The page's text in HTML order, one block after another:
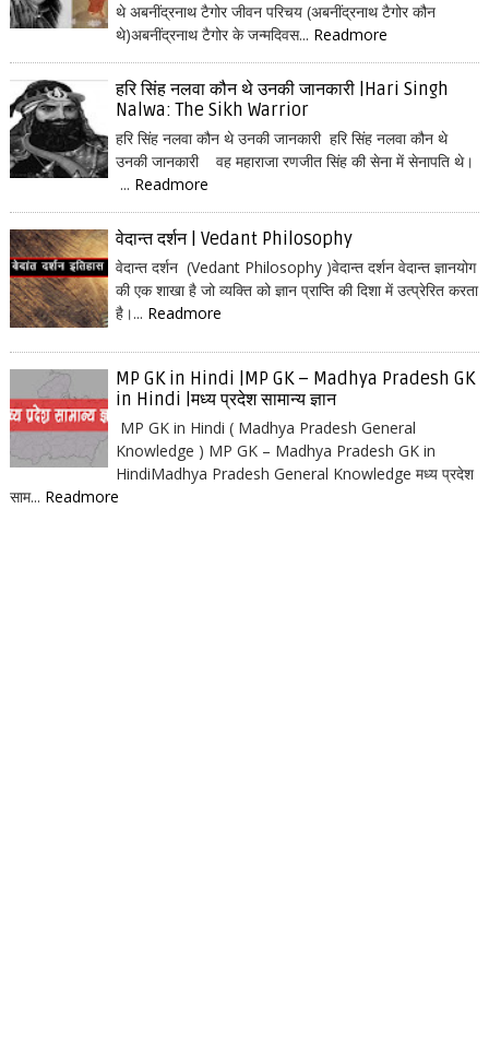
थे अबनींद्रनाथ टैगोर जीवन परिचय (अबनींद्रनाथ टैगोर कौन
थे)अबनींद्रनाथ टैगोर के जन्मदिवस... Readmore
हरि सिंह नलवा कौन थे उनकी जानकारी |Hari Singh
Nalwa: The Sikh Warrior
हरि सिंह नलवा कौन थे उनकी जानकारी हरि सिंह नलवा कौन थे
उनकी जानकारी वह महाराजा रणजीत सिंह की सेना में सेनापति थे।
... Readmore
वेदान्त दर्शन | Vedant Philosophy
वेदान्त दर्शन (Vedant Philosophy )वेदान्त दर्शन वेदान्त ज्ञानयोग
की एक शाखा है जो व्यक्ति को ज्ञान प्राप्ति की दिशा में उत्प्रेरित करता
है।... Readmore
MP GK in Hindi |MP GK – Madhya Pradesh GK
in Hindi |मध्य प्रदेश सामान्य ज्ञान
MP GK in Hindi ( Madhya Pradesh General
Knowledge ) MP GK – Madhya Pradesh GK in
HindiMadhya Pradesh General Knowledge मध्य प्रदेश
साम... Readmore